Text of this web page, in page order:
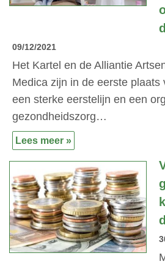
09/12/2021
Het Kartel en de Alliantie
Medica zijn in de eerste plaats
een sterke eerstelijn en een
gezondheidszorg…
Lees meer »